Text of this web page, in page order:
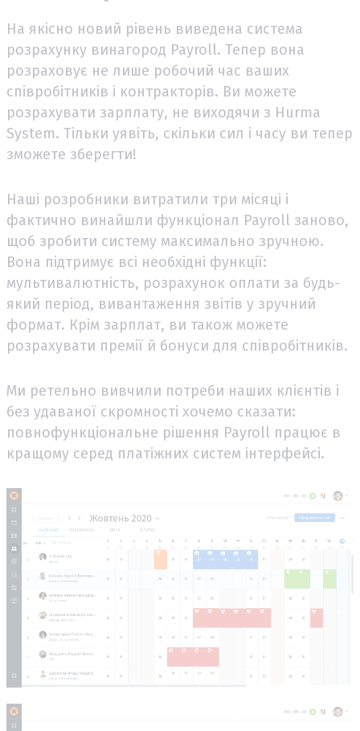
На якісно новий рівень виведена система
розрахунку винагород Payroll. Тепер вона
розраховує не лише робочий час ваших
співробітників і контракторів. Ви можете
розрахувати зарплату, не виходячи з Hurma
System. Тільки уявіть, скільки сил і часу ви тепер
зможете зберегти!
Наші розробники витратили три місяці і
фактично винайшли функціонал Payroll заново,
щоб зробити систему максимально зручною.
Вона підтримує всі необхідні функції:
мультивалютність, розрахунок оплати за будь-
який період, вивантаження звітів у зручний
формат. Крім зарплат, ви також можете
розрахувати премії й бонуси для співробітників.
Ми ретельно вивчили потреби наших клієнтів і
без удаваної скромності хочемо сказати:
повнофункціональне рішення Payroll працює в
кращому серед платіжних систем інтерфейсі.